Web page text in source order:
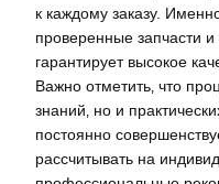
к каждому заказу.
проверенные запчасти
гарантирует высокое
Важно отметить‚ что
знаний‚ но и
постоянно
рассчитывать на